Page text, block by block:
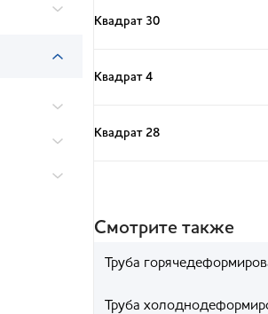
Квадрат 30
Квадрат 4
Квадрат 28
Смотрите также
Труба
Труба